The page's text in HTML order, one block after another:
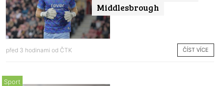
Middlesbrough
před 3 hodinami od ČTK ČÍST VÍCE
Sport